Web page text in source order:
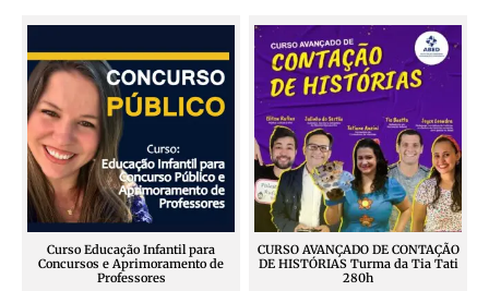
Curso Educação Infantil para
Concursos e Aprimoramento de
Professores
CURSO AVANÇADO DE CONTAÇÃO
DE HISTÓRIAS Turma da Tia Tati
280h